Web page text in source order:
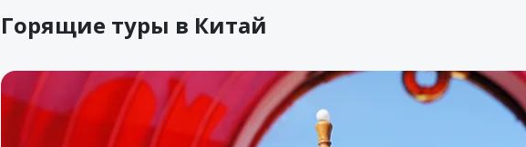
Горящие туры в Китай